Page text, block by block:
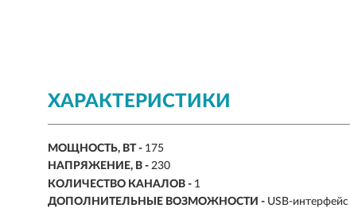
ХАРАКТЕРИСТИКИ
МОЩНОСТЬ, ВТ - 175
НАПРЯЖЕНИЕ, В - 230
КОЛИЧЕСТВО КАНАЛОВ - 1
ДОПОЛНИТЕЛЬНЫЕ ВОЗМОЖНОСТИ - USB-интерфейс